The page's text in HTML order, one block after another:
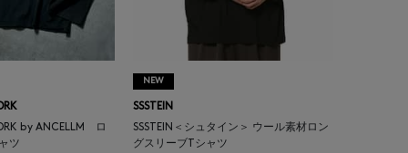
by ANCELLM ロ
ツ
NEW
SSSTEIN
SSSTEIN＜シュタイン＞ ウール素材ロン
グスリーブTシャツ